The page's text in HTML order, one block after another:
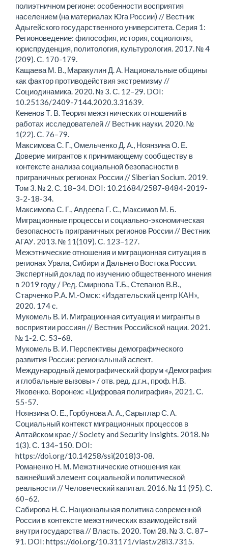
полиэтничном регионе: особенности восприятия
населением (на материалах Юга России) // Вестник
Адыгейского государственного университета. Серия 1:
Регионоведение: философия, история, социология,
юриспруденция, политология, культурология. 2017. № 4
(209). С. 170-179.
Кащаева М. В., Маракулин Д. А. Национальные общины
как фактор противодействия экстремизму //
Социодинамика. 2020. № 3. С. 12–29. DOI:
10.25136/2409-7144.2020.3.31639.
Кененов Т. В. Теория межэтнических отношений в
работах исследователей // Вестник науки. 2020. №
1(22). С. 76–79.
Максимова С. Г., Омельченко Д. А., Ноянзина О. Е.
Доверие мигрантов к принимающему сообществу в
контексте анализа социальной безопасности в
приграничных регионах России // Siberian Socium. 2019.
Том 3. № 2. С. 18–34. DOI: 10.21684/2587-8484-2019-
3-2-18-34.
Максимова С. Г., Авдеева Г. С., Максимов М. Б.
Миграционные процессы и социально-экономическая
безопасность приграничных регионов России // Вестник
АГАУ. 2013. № 11(109). С. 123–127.
Межэтнические отношения и миграционная ситуация в
регионах Урала, Сибири и Дальнего Востока России.
Экспертный доклад по изучению общественного мнения
в 2019 году / Ред. Смирнова Т.Б., Степанов В.В.,
Старченко Р.А. М.-Омск: «Издательский центр КАН»,
2020. 174 с.
Мукомель В. И. Миграционная ситуация и мигранты в
восприятии россиян // Вестник Российской нации. 2021.
№ 1-2. С. 53–68.
Мукомель В. И. Перспективы демографического
развития России: региональный аспект.
Международный демографический форум «Демография
и глобальные вызовы» / отв. ред. д.г.н., проф. Н.В.
Яковенко. Воронеж: «Цифровая полиграфия», 2021. С.
55-57.
Ноянзина О. Е., Горбунова А. А., Сарыглар С. А.
Социальный контекст миграционных процессов в
Алтайском крае // Society and Security Insights. 2018. №
1(3). С. 134–150. DOI:
https://doi.org/10.14258/ssi(2018)3-08.
Романенко Н. М. Межэтнические отношения как
важнейший элемент социальной и политической
реальности // Человеческий капитал. 2016. № 11 (95). С.
60–62.
Сабирова Н. С. Национальная политика современной
России в контексте межэтнических взаимодействий
внутри государства // Власть. 2020. Том 28. № 3. С. 87–
91. DOI: https://doi.org/10.31171/vlast.v28i3.7315.